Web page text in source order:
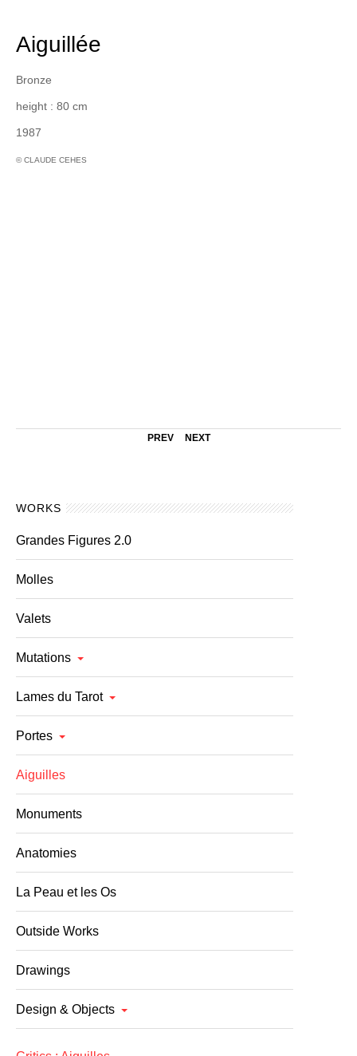
Aiguillée
Bronze
height : 80 cm
1987
© CLAUDE CEHES
PREV NEXT
WORKS
Grandes Figures 2.0
Molles
Valets
Mutations
Lames du Tarot
Portes
Aiguilles
Monuments
Anatomies
La Peau et les Os
Outside Works
Drawings
Design & Objects